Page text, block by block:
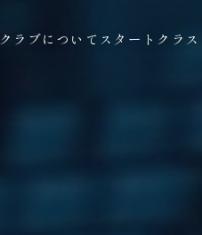
クラブについて スタートクラス